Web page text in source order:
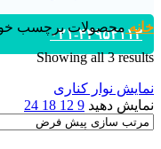
۰۲۱-۴۴۹۵۲۱۱۳خانه محصولات برچسب خورده
Showing all 3 results
نمایش نوار کناری
نمایش دهید 9
12
18
24